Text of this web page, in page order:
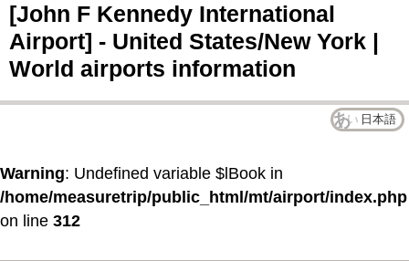
[John F Kennedy International
Airport] - United States/New York |
World airports information
日本語
Warning: Undefined variable $lBook in
/home/measuretrip/public_html/mt/airport/index.php
on line 312